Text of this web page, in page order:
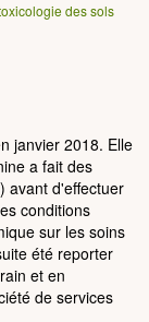
des sols
janvier 2018. Elle
a fait des
avant d'effectuer
conditions
sur les soins
été reporter
et en
de services